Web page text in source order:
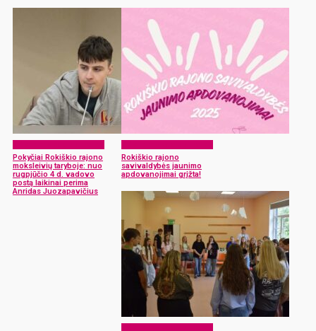
Pokyčiai Rokiškio rajono
moksleivių taryboje: nuo
rugpjūčio 4 d. vadovo
postą laikinai perima
Anridas Juozapavičius
Rokiškio rajono
savivaldybės jaunimo
apdovanojimai grįžta!